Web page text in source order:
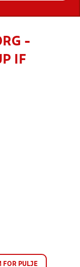
-
IF
FOR PULJE